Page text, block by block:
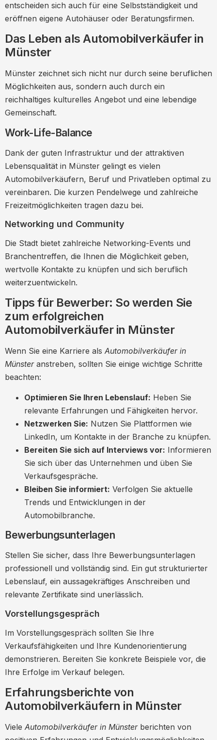
entscheiden sich auch für eine Selbstständigkeit und
eröffnen eigene Autohäuser oder Beratungsfirmen.
Das Leben als Automobilverkäufer in
Münster
Münster zeichnet sich nicht nur durch seine beruflichen
Möglichkeiten aus, sondern auch durch ein
reichhaltiges kulturelles Angebot und eine lebendige
Gemeinschaft.
Work-Life-Balance
Dank der guten Infrastruktur und der attraktiven
Lebensqualität in Münster gelingt es vielen
Automobilverkäufern, Beruf und Privatleben optimal zu
vereinbaren. Die kurzen Pendelwege und zahlreiche
Freizeitmöglichkeiten tragen dazu bei.
Networking und Community
Die Stadt bietet zahlreiche Networking-Events und
Branchentreffen, die Ihnen die Möglichkeit geben,
wertvolle Kontakte zu knüpfen und sich beruflich
weiterzuentwickeln.
Tipps für Bewerber: So werden Sie
zum erfolgreichen
Automobilverkäufer in Münster
Wenn Sie eine Karriere als Automobilverkäufer in
Münsteranstreben, sollten Sie einige wichtige Schritte
beachten:
Optimieren Sie Ihren Lebenslauf: Heben Sie
relevante Erfahrungen und Fähigkeiten hervor.
Netzwerken Sie: Nutzen Sie Plattformen wie
LinkedIn, um Kontakte in der Branche zu knüpfen.
Bereiten Sie sich auf Interviews vor: Informieren
Sie sich über das Unternehmen und üben Sie
Verkaufsgespräche.
Bleiben Sie informiert: Verfolgen Sie aktuelle
Trends und Entwicklungen in der
Automobilbranche.
Bewerbungsunterlagen
Stellen Sie sicher, dass Ihre Bewerbungsunterlagen
professionell und vollständig sind. Ein gut strukturierter
Lebenslauf, ein aussagekräftiges Anschreiben und
relevante Zertifikate sind unerlässlich.
Vorstellungsgespräch
Im Vorstellungsgespräch sollten Sie Ihre
Verkaufsfähigkeiten und Ihre Kundenorientierung
demonstrieren. Bereiten Sie konkrete Beispiele vor, die
Ihre Erfolge im Verkauf belegen.
Erfahrungsberichte von
Automobilverkäufern in Münster
Viele Automobilverkäufer in Münsterberichten von